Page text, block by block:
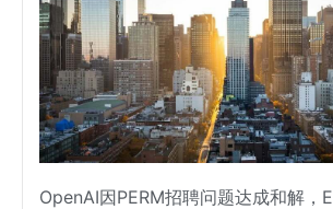
OpenAI因PERM招聘问题达成和解，